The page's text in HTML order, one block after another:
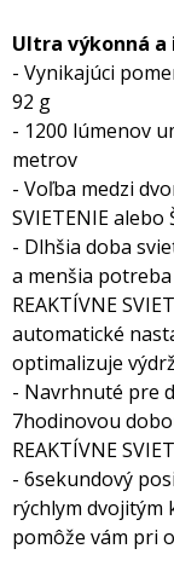
Ultra výkonná
- Vynikajúci
92 g
- 1200 lúmenov
metrov
- Voľba medzi
SVIETENIE alebo
- Dlhšia doba
a menšia
REAKTÍVNE
automatické
optimalizuje
- Navrhnuté pre
7hodinovou
REAKTÍVNE
- 6sekundový
rýchlym dvojitým
pomôže vám pri